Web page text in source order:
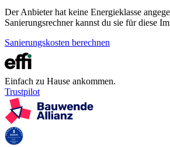
Der Anbieter hat keine Energieklasse
Sanierungsrechner kannst du sie für diese
Sanierungskosten berechnen
Einfach zu Hause ankommen.
Trustpilot